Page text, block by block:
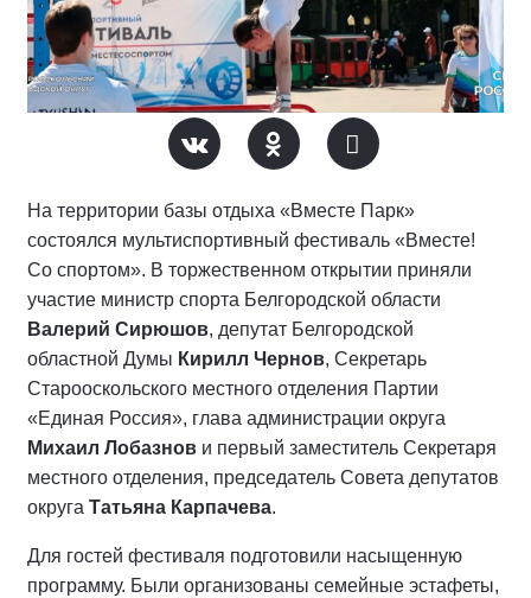
На территории базы отдыха «Вместе Парк»
состоялся мультиспортивный фестиваль «Вместе!
Со спортом». В торжественном открытии приняли
участие министр спорта Белгородской области
Валерий Сирюшов, депутат Белгородской
областной Думы Кирилл Чернов, Секретарь
Старооскольского местного отделения Партии
«Единая Россия», глава администрации округа
Михаил Лобазнов и первый заместитель Секретаря
местного отделения, председатель Совета депутатов
округа Татьяна Карпачева.
Для гостей фестиваля подготовили насыщенную
программу. Были организованы семейные эстафеты,